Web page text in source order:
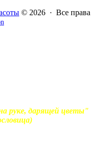
© 2026 · Все права
руке, дарящей цветы"